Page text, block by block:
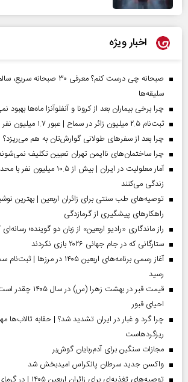
اخبار ویژه
صبحانه چی درست کنم؟ معرفی ۳۰
سلیقه‌ها
چرا برخی بیماران بعد از کرونا و آنفلوآنزا ماه‌ها بهبود
ثبت‌نام ۲.۵ میلیون زائر در سماح | عبور ۱.۷ میلیون نفر از مرز‌های اربعین
چرا بعد از سفرهای طولانی گوارش‌تان به هم می‌ریزد؟
چرا ساختمان‌های ناایمن تهران تعیین تکلیف
آمار معلولیت در ایران | بیش از
زندگی می‌کنند
توصیه‌های طب سنتی برای زائران اربعین | بهترین
راهکارهای پیشگیری از گرمازدگی
راز ماندگاری «رادیو اربعین» از زبان دو گوینده؛
ستارگانی که در جام جهانی ۲۰۲۶ بازی نکردند
رسید
قیمت قبر در بهشت
احیای قبور
چرا گرد و غبار در ایران تشدید شد؟ | حقابه تالاب‌ها
ریزگردهاست
مجازات سنگین برای آدم‌ربایان گوش‌بر
واکسن جدید سرطان پانکراس امیدبخش شد